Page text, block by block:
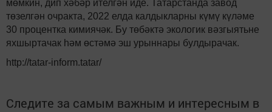
мөмкин, дип хәбәр ителгән иде. Татарстанда завод
төзелгән очракта, 2022 елда калдыкларны күмү күләме
30 процентка кимиячәк. Бу төбәктә экологик вәзгыятьне
яхшыртачак һәм өстәмә эш урыннары булдырачак.
http://tatar-inform.tatar/
Следите за самым важным и интересным в